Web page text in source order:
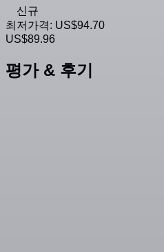
신규
최저가격: US$94.70
US$89.96
평가 & 후기